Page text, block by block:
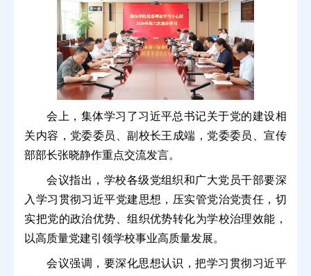
会上，集体学习了习近平总书记关于党的建设相
关内容，党委委员、副校长王成端，党委委员、宣传
部部长张晓静作重点交流发言。
会议指出，学校各级党组织和广大党员干部要深
入学习贯彻习近平党建思想，压实管党治党责任，切
实把党的政治优势、组织优势转化为学校治理效能，
以高质量党建引领学校事业高质量发展。
会议强调，要深化思想认识，把学习贯彻习近平